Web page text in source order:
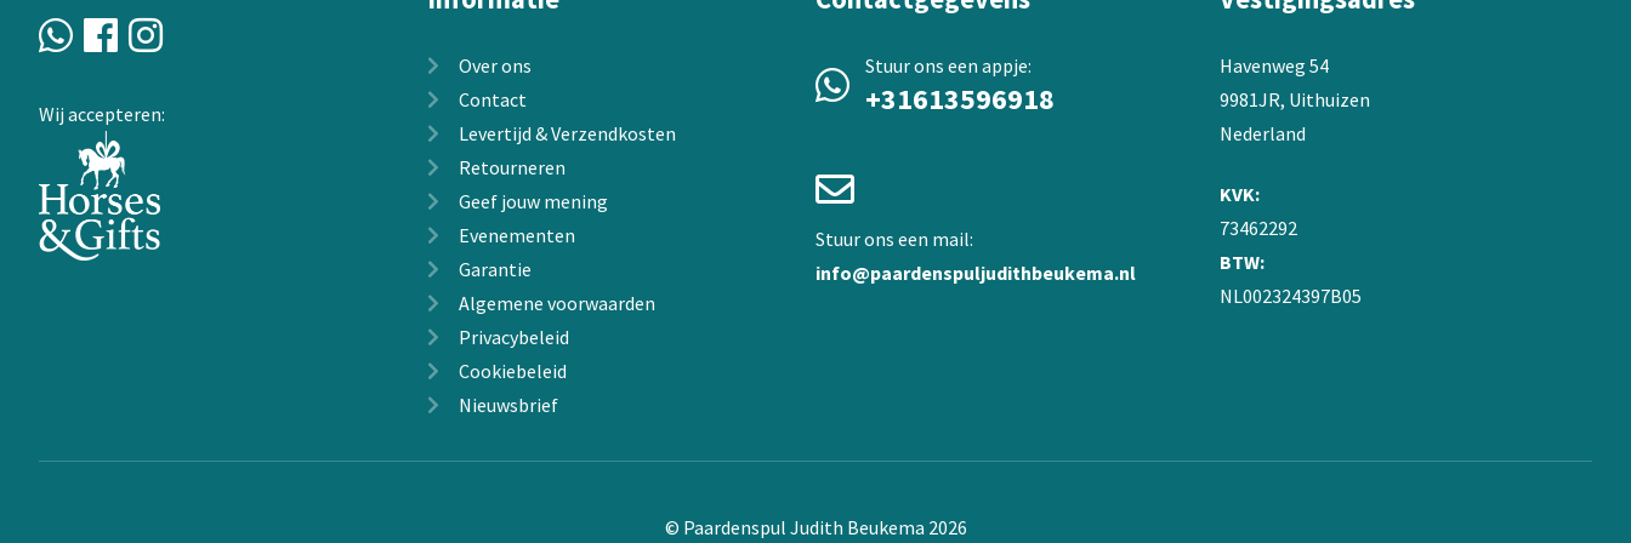
Wij accepteren:
Over ons
Contact
Levertijd & Verzendkosten
Retourneren
Geef jouw mening
Evenementen
Garantie
Algemene voorwaarden
Privacybeleid
Cookiebeleid
Nieuwsbrief
Stuur ons een appje:
+31613596918
Stuur ons een mail:
info@paardenspuljudithbeukema.nl
Havenweg 54
9981JR, Uithuizen
Nederland
KVK:
73462292
BTW:
NL002324397B05
© Paardenspul Judith Beukema 2026